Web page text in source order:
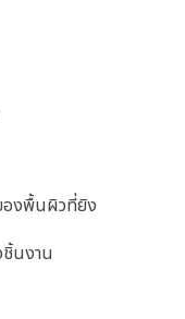
องพื้นผิวที่ยิง
นงาน